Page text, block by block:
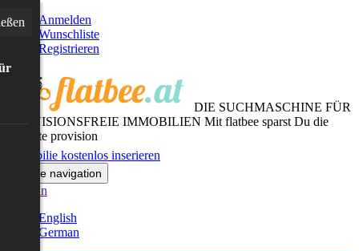
Anmelden
Wunschliste
Registrieren
DIE SUCHMASCHINE FÜR
PROVISIONSFREIE IMMOBILIEN Mit flatbee sparst Du die
gesamte provision
Immobilie kostenlos inserieren
Toggle navigation
German
English
German